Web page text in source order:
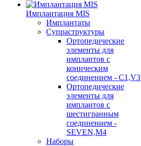
Имплантация MIS
Имплантаты
Супраструктуры
Ортопедические
элементы для
имплантов с
коническим
соединением - C1,V3
Ортопедические
элементы для
имплантов с
шестигранным
соединением -
SEVEN,M4
Наборы